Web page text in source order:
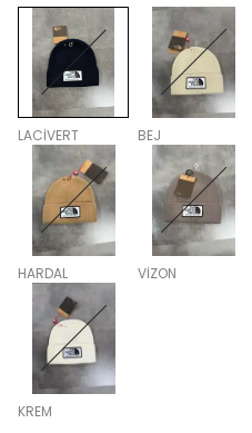
LACİVERT BEJ
HARDAL VİZON
KREM